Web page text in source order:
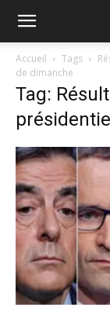
Accueil Tags
de dimanche
Tag: